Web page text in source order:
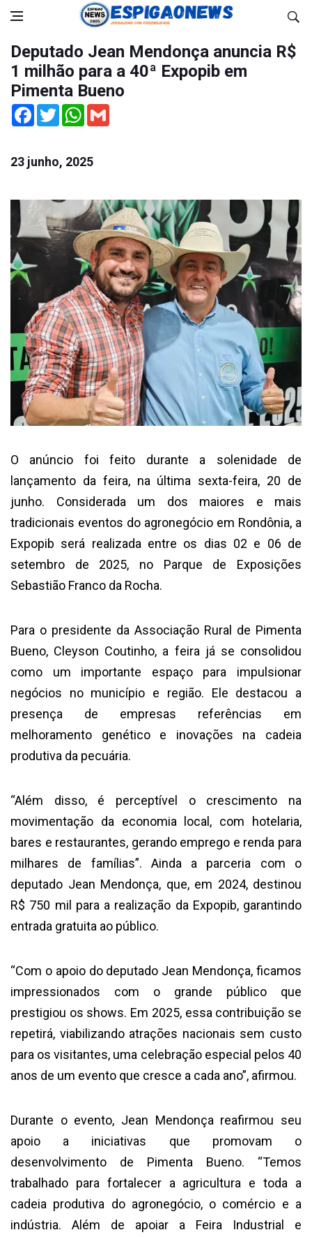
Deputado Jean Mendonça anuncia R$
1 milhão para a 40ª Expopib em
Pimenta Bueno
Facebook
TwitterWhatsApp
23 junho, 2025
O anúncio foi feito durante a solenidade de
lançamento da feira, na última sexta-feira, 20 de
junho. Considerada um dos maiores e mais
tradicionais eventos do agronegócio em Rondônia, a
Expopib será realizada entre os dias 02 e 06 de
setembro de 2025, no Parque de Exposições
Sebastião Franco da Rocha.
Para o presidente da Associação Rural de Pimenta
Bueno, Cleyson Coutinho, a feira já se consolidou
como um importante espaço para impulsionar
negócios no município e região. Ele destacou a
presença de empresas referências em
melhoramento genético e inovações na cadeia
produtiva da pecuária.
“Além disso, é perceptível o crescimento na
movimentação da economia local, com hotelaria,
bares e restaurantes, gerando emprego e renda para
milhares de famílias”. Ainda a parceria com o
deputado Jean Mendonça, que, em 2024, destinou
R$ 750 mil para a realização da Expopib, garantindo
entrada gratuita ao público.
“Com o apoio do deputado Jean Mendonça, ficamos
impressionados com o grande público que
prestigiou os shows. Em 2025, essa contribuição se
repetirá, viabilizando atrações nacionais sem custo
para os visitantes, uma celebração especial pelos 40
anos de um evento que cresce a cada ano”, afirmou.
Durante o evento, Jean Mendonça reafirmou seu
apoio a iniciativas que promovam o
desenvolvimento de Pimenta Bueno. “Temos
trabalhado para fortalecer a agricultura e toda a
cadeia produtiva do agronegócio, o comércio e a
indústria. Além de apoiar a Feira Industrial e